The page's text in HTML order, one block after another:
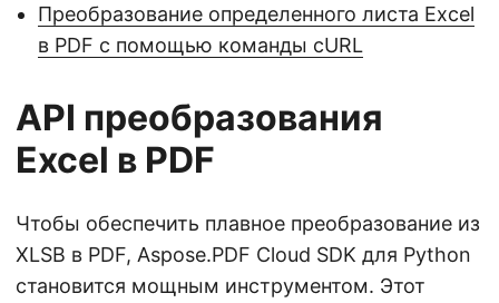
Преобразование определенного листа Excel
в PDF с помощью команды cURL
API преобразования
Excel в PDF
Чтобы обеспечить плавное преобразование из
XLSB в PDF, Aspose.PDF Cloud SDK для Python
становится мощным инструментом. Этот